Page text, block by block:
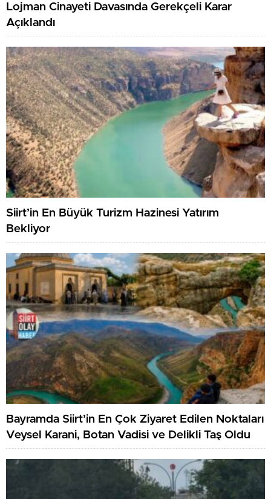
Lojman Cinayeti Davasında Gerekçeli Karar
Açıklandı
Siirt’in En Büyük Turizm Hazinesi Yatırım
Bekliyor
Bayramda Siirt’in En Çok Ziyaret Edilen Noktaları
Veysel Karani, Botan Vadisi ve Delikli Taş Oldu